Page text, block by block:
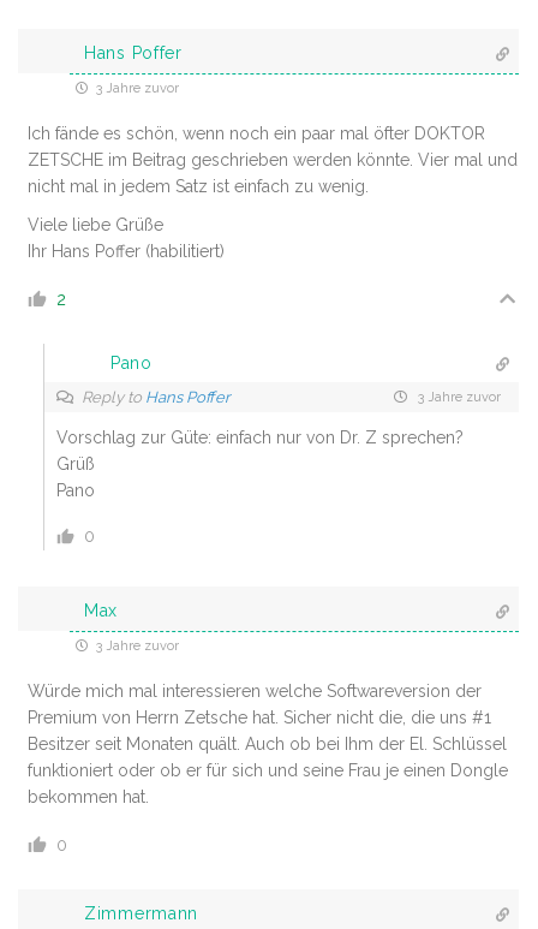
Hans Poffer
3 Jahre zuvor
Ich fände es schön, wenn noch ein paar mal öfter DOKTOR
ZETSCHE im Beitrag geschrieben werden könnte. Vier mal und
nicht mal in jedem Satz ist einfach zu wenig.
Viele liebe Grüße
Ihr Hans Poffer (habilitiert)
2
Pano
Reply to Hans Poffer 3 Jahre zuvor
Vorschlag zur Güte: einfach nur von Dr. Z sprechen?
Grüß
Pano
0
Max
3 Jahre zuvor
Würde mich mal interessieren welche Softwareversion der
Premium von Herrn Zetsche hat. Sicher nicht die, die uns #1
Besitzer seit Monaten quält. Auch ob bei Ihm der El. Schlüssel
funktioniert oder ob er für sich und seine Frau je einen Dongle
bekommen hat.
0
Zimmermann